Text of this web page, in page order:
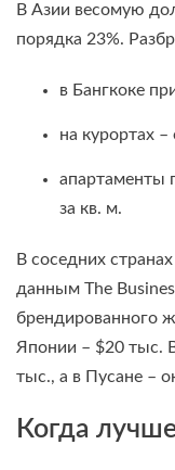
В Азии весомую
порядка 23%.
в Бангкоке
на курортах
апартаменты
за кв. м.
В соседних
данным The
брендированного
Японии – $20 тыс.
тыс., а в Пусане –
Когда